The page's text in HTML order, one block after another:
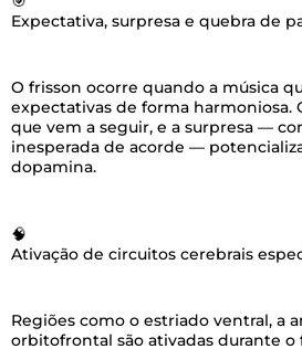
Expectativa, surpresa e quebra de
O frisson ocorre quando a música
expectativas de forma harmoniosa.
que vem a seguir, e a surpresa —
inesperada de acorde —
dopamina.
🧠
Ativação de circuitos cerebrais
Regiões como o estriado ventral, a
orbitofrontal são ativadas durante o